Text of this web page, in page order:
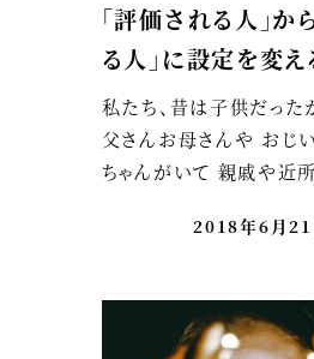
「評価される人」か
る人」に設定を変え
私たち、昔は子供だった
父さんお母さんや おじ
ちゃんがいて 親戚や
2018年6月21